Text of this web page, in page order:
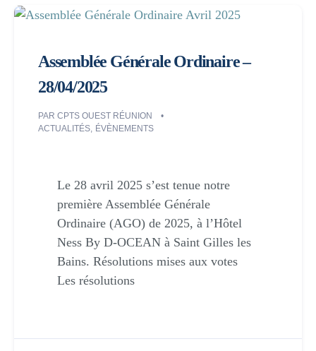
Assemblée Générale Ordinaire –
28/04/2025
PAR CPTS OUEST RÉUNION
ACTUALITÉS, ÉVÈNEMENTS
Le 28 avril 2025 s’est tenue notre
première Assemblée Générale
Ordinaire (AGO) de 2025, à l’Hôtel
Ness By D-OCEAN à Saint Gilles les
Bains. Résolutions mises aux votes
Les résolutions